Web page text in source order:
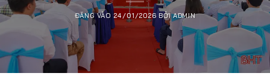
ĐĂNG VÀO24/01/2026 BỞIADMIN